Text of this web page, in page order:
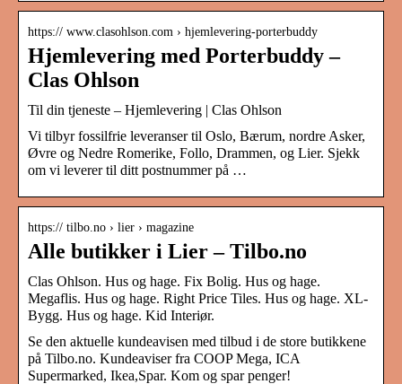
https:// www.clasohlson.com › hjemlevering-porterbuddy
Hjemlevering med Porterbuddy –
Clas Ohlson
Til din tjeneste – Hjemlevering | Clas Ohlson
Vi tilbyr fossilfrie leveranser til Oslo, Bærum, nordre Asker,
Øvre og Nedre Romerike, Follo, Drammen, og Lier. Sjekk
om vi leverer til ditt postnummer på …
https:// tilbo.no › lier › magazine
Alle butikker i Lier – Tilbo.no
Clas Ohlson. Hus og hage. Fix Bolig. Hus og hage.
Megaflis. Hus og hage. Right Price Tiles. Hus og hage. XL-
Bygg. Hus og hage. Kid Interiør.
Se den aktuelle kundeavisen med tilbud i de store butikkene
på Tilbo.no. Kundeaviser fra COOP Mega, ICA
Supermarked, Ikea,Spar. Kom og spar penger!